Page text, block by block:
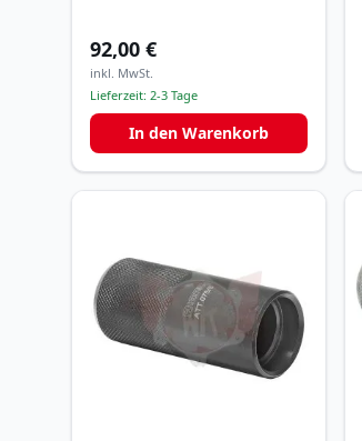
92,00 €
inkl. MwSt.
Lieferzeit: 2-3 Tage
In den Warenkorb